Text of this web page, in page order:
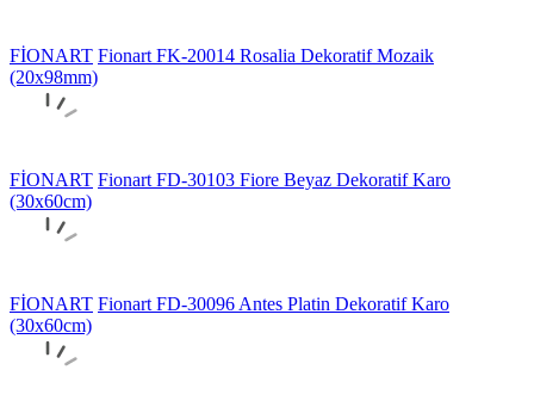
FİONART Fionart FK-20014 Rosalia Dekoratif Mozaik
(20x98mm)
FİONART Fionart FD-30103 Fiore Beyaz Dekoratif Karo
(30x60cm)
FİONART Fionart FD-30096 Antes Platin Dekoratif Karo
(30x60cm)